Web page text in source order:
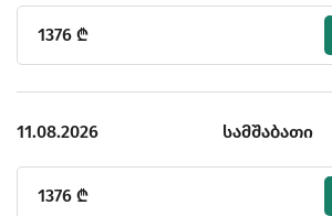
1376 ₾
11.08.2026 სამშაბათი
1376 ₾